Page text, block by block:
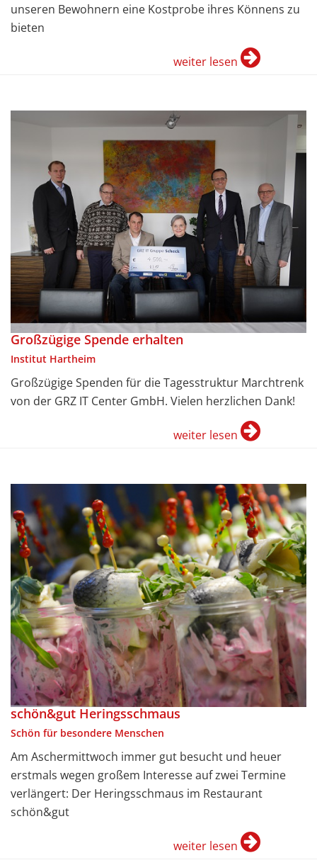
unseren Bewohnern eine Kostprobe ihres Könnens zu
bieten
weiter lesen
Großzügige Spende erhalten
Institut Hartheim
Großzügige Spenden für die Tagesstruktur Marchtrenk
von der GRZ IT Center GmbH. Vielen herzlichen Dank!
weiter lesen
schön&gut Heringsschmaus
Schön für besondere Menschen
Am Aschermittwoch immer gut besucht und heuer
erstmals wegen großem Interesse auf zwei Termine
verlängert: Der Heringsschmaus im Restaurant
schön&gut
weiter lesen